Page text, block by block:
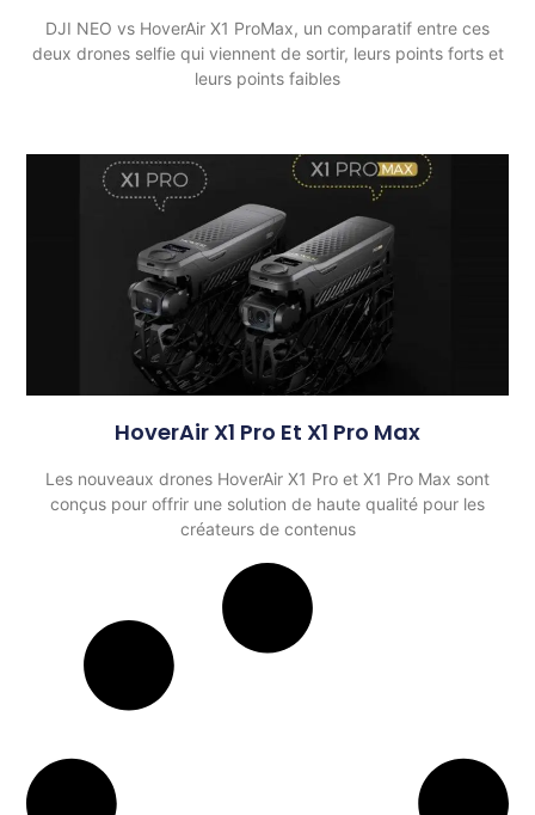
DJI NEO vs HoverAir X1 ProMax, un comparatif entre ces
deux drones selfie qui viennent de sortir, leurs points forts et
leurs points faibles
HoverAir X1 Pro Et X1 Pro Max
Les nouveaux drones HoverAir X1 Pro et X1 Pro Max sont
conçus pour offrir une solution de haute qualité pour les
créateurs de contenus